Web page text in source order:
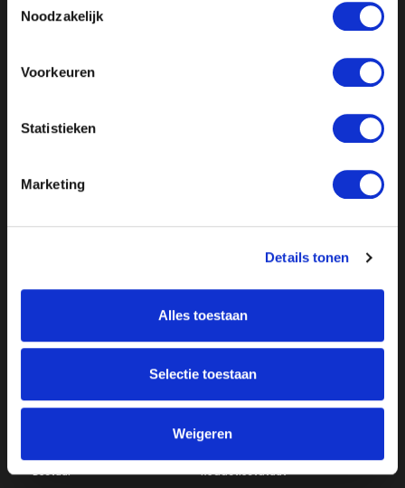
Noodzakelijk
Voorkeuren
Statistieken
Marketing
Details tonen
Alles toestaan
Selectie toestaan
Weigeren
Over ON!
Word lid
Steunbetuigingen
Vacatures
Bestuur Redactiestatuut